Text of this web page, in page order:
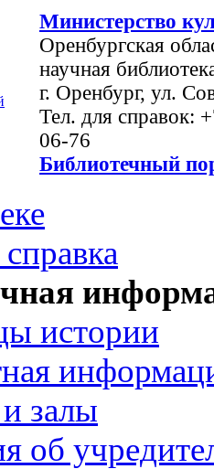
Министерство
Оренбургская
научная
г. Оренбург, ул.
Тел. для справок:
06-76
Библиотечный
истории
залы
об